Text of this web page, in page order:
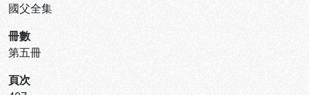
國父全集
冊數
第五冊
頁次